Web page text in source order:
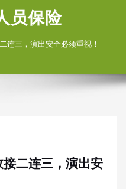
员保险
连三，演出安全必须重视！
二连三，演出安